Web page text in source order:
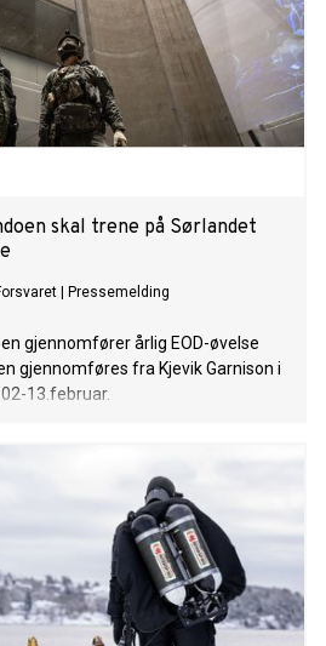
skal trene på Sørlandet
Pressemelding
gjennomfører årlig EOD-øvelse
gjennomføres fra Kjevik Garnison i
13.februar.